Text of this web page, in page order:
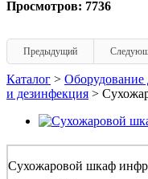
Просмотров: 7736
Предыдущий
Каталог > Оборудование
и дезинфекция >
Сухожаровой шкаф